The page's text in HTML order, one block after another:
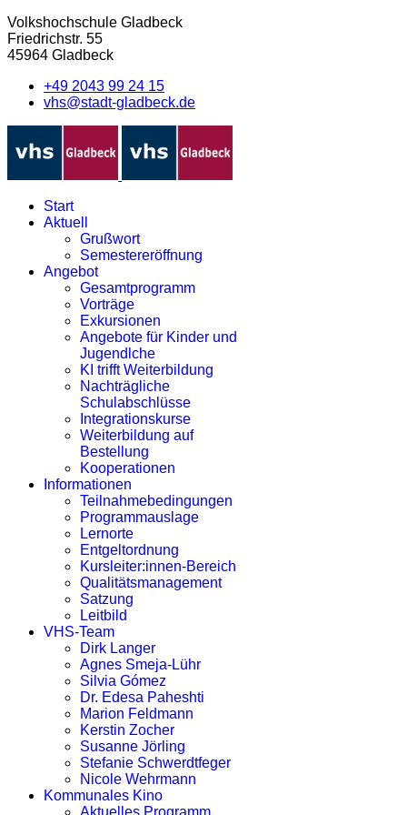
Volkshochschule Gladbeck
Friedrichstr. 55
45964 Gladbeck
+49 2043 99 24 15
vhs@stadt-gladbeck.de
Start
Aktuell
Grußwort
Semestereröffnung
Angebot
Gesamtprogramm
Vorträge
Exkursionen
Angebote für Kinder und
Jugendlche
KI trifft Weiterbildung
Nachträgliche
Schulabschlüsse
Integrationskurse
Weiterbildung auf
Bestellung
Kooperationen
Informationen
Teilnahmebedingungen
Programmauslage
Lernorte
Entgeltordnung
Kursleiter:innen-Bereich
Qualitätsmanagement
Satzung
Leitbild
VHS-Team
Dirk Langer
Agnes Smeja-Lühr
Silvia Gómez
Dr. Edesa Paheshti
Marion Feldmann
Kerstin Zocher
Susanne Jörling
Stefanie Schwerdtfeger
Nicole Wehrmann
Kommunales Kino
Aktuelles Programm